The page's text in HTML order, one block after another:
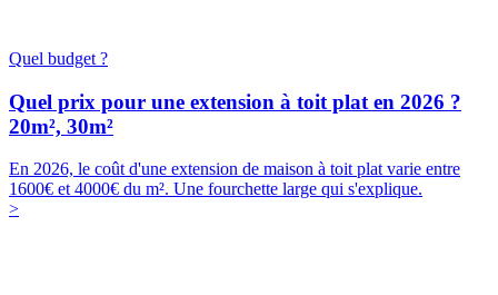
Quel budget ?
Quel prix pour une extension à toit plat en 2026 ?
20m², 30m²
En 2026, le coût d'une extension de maison à toit plat varie entre
1600€ et 4000€ du m². Une fourchette large qui s'explique.
>